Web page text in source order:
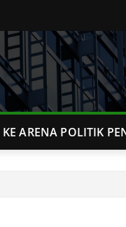
ARENA POLITIK